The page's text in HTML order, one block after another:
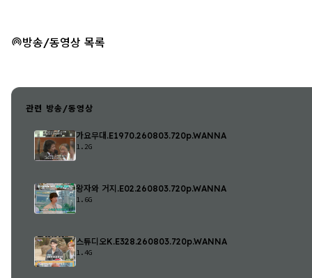
방송/동영상 목록
관련 방송/동영상
가요무대.E1970.260803.720p.WANNA
1.2G
왕자와 거지.E02.260803.720p.WANNA
1.6G
스튜디오K.E328.260803.720p.WANNA
1.4G